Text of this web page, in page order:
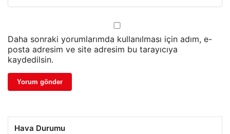
Daha sonraki yorumlarımda kullanılması için adım, e-
posta adresim ve site adresim bu tarayıcıya
kaydedilsin.
Hava Durumu